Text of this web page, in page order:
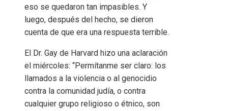
eso se quedaron tan impasibles. Y
luego, después del hecho, se dieron
cuenta de que era una respuesta terrible.
El Dr. Gay de Harvard hizo una aclaración
el miércoles: “Permítanme ser claro: los
llamados a la violencia o al genocidio
contra la comunidad judía, o contra
cualquier grupo religioso o étnico, son